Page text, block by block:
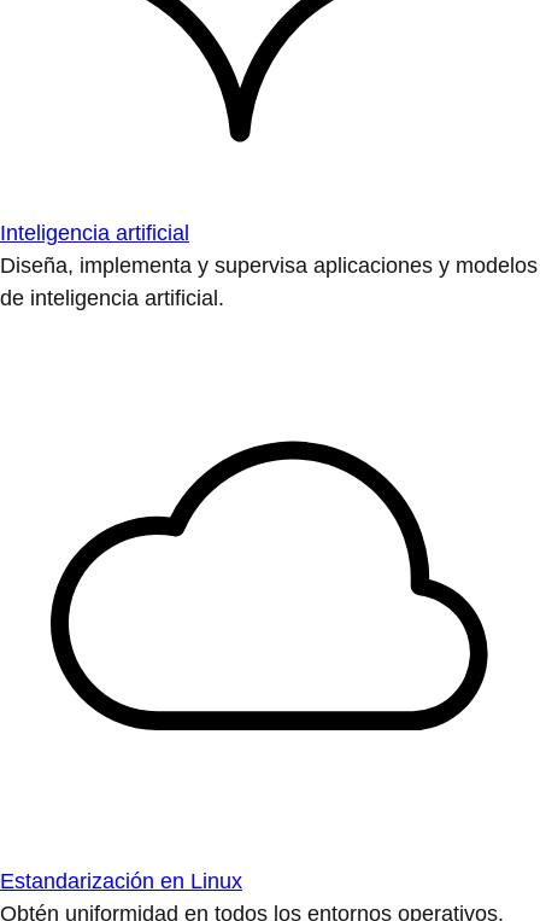
Inteligencia artificial
Diseña, implementa y supervisa aplicaciones y modelos
de inteligencia artificial.
Estandarización en Linux
Obtén uniformidad en todos los entornos operativos.